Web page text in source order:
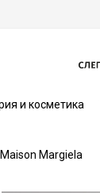
и косметика
Margiela